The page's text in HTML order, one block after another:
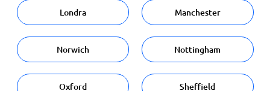
Londra Manchester
Norwich Nottingham
Oxford Sheffield